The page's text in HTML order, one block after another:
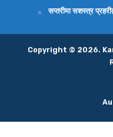
सप्तरीमा सशस्त्र
Copyright © 2026.